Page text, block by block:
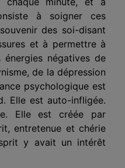
à soigner ces
des soi-disant
et à permettre à
négatives de
de la dépression
psychologique est
Elle est auto-infligée.
Elle est créée par
entretenue et chérie
y avait un intérêt